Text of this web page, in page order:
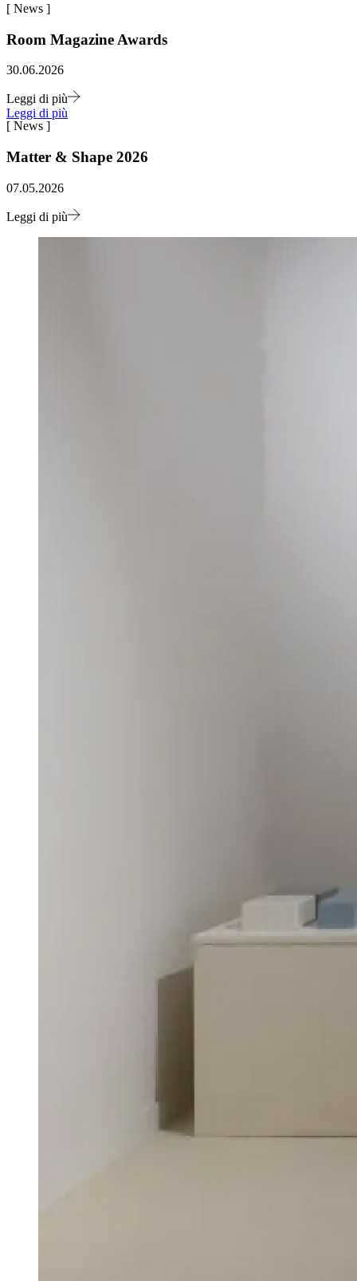
[ News ]
Room Magazine Awards
30.06.2026
Leggi di più
Leggi di più
[ News ]
Matter & Shape 2026
07.05.2026
Leggi di più